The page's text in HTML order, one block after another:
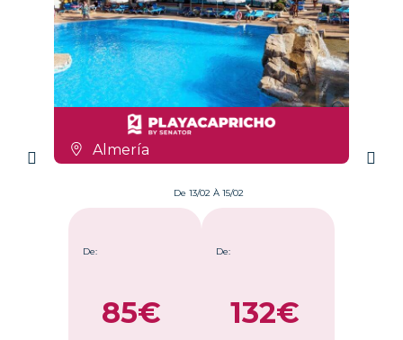
Almería
De 13/02 À 15/02
De:
85€
De:
132€